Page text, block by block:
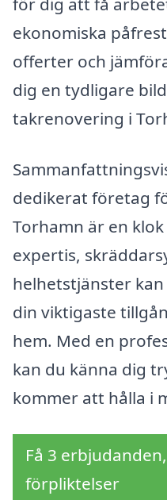
ekonomiska
offerter och
dig en tydligare
takrenovering i
dedikerat företag
Torhamn är en
expertis,
helhetstjänster
din viktigaste
hem. Med en
kan du känna dig
kommer att hålla i
Få 3
förpliktelser